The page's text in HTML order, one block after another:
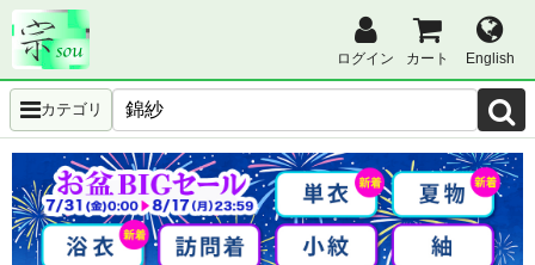
ログイン カート English
カテゴリ